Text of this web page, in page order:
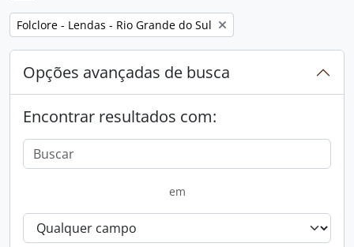
Remover filtro:
Folclore - Lendas - Rio Grande do Sul
Opções avançadas de busca
Encontrar resultados com:
em